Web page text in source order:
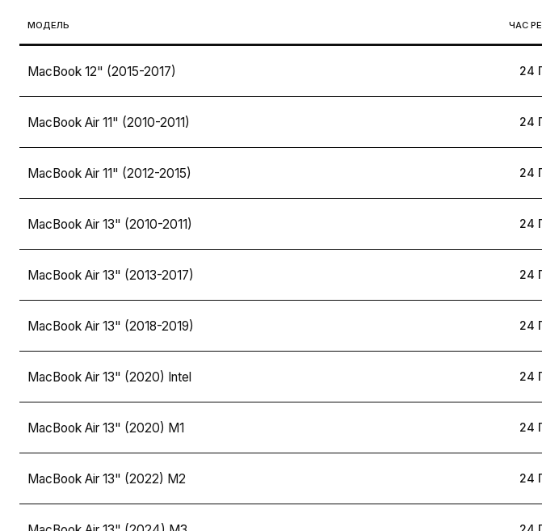
МОДЕЛЬ ЧАС
MacBook 12" (2015-2017) 24
MacBook Air 11" (2010-2011) 24
MacBook Air 11" (2012-2015) 24
MacBook Air 13" (2010-2011) 24
MacBook Air 13" (2013-2017) 24
MacBook Air 13" (2018-2019) 24
MacBook Air 13" (2020) Intel 24
MacBook Air 13" (2020) M1 24
MacBook Air 13" (2022) M2 24